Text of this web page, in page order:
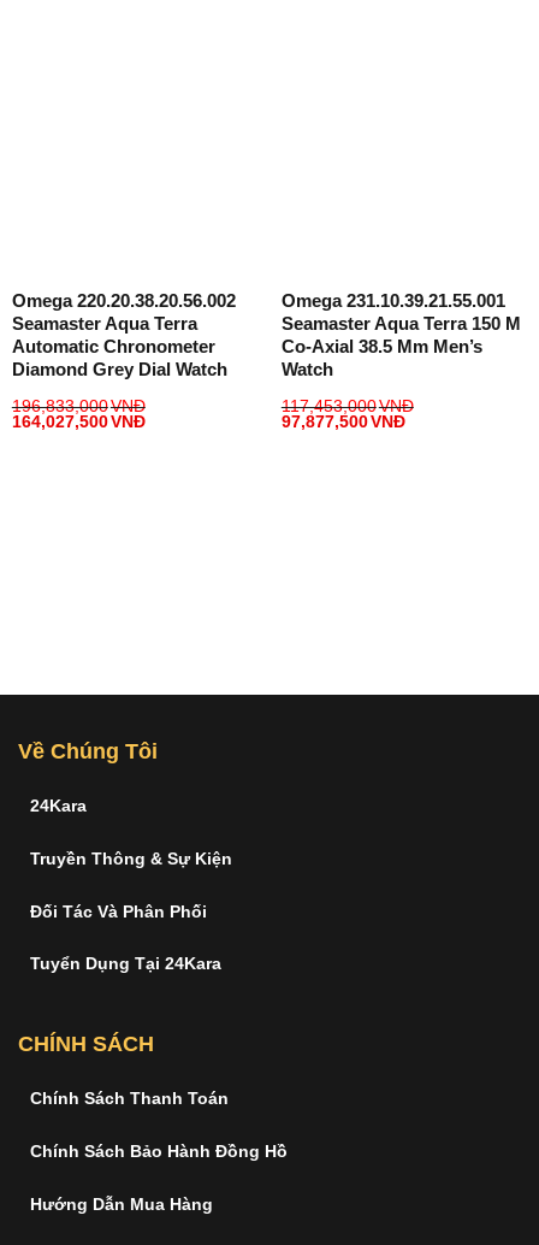
Omega 220.20.38.20.56.002
Seamaster Aqua Terra
Automatic Chronometer
Diamond Grey Dial Watch
196,833,000VNĐ
164,027,500VNĐ
Omega 231.10.39.21.55.001
Seamaster Aqua Terra 150 M
Co-Axial 38.5 Mm Men’s
Watch
117,453,000VNĐ
97,877,500VNĐ
Về Chúng Tôi
24Kara
Truyền Thông & Sự Kiện
Đối Tác Và Phân Phối
Tuyển Dụng Tại 24Kara
CHÍNH SÁCH
Chính Sách Thanh Toán
Chính Sách Bảo Hành Đồng Hồ
Hướng Dẫn Mua Hàng